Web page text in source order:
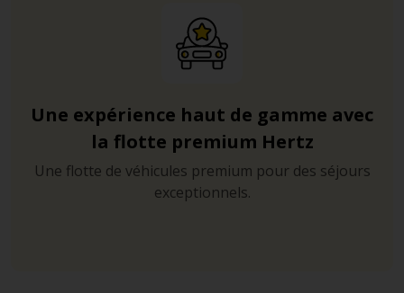
Une expérience haut de gamme avec
la flotte premium Hertz
Une flotte de véhicules premium pour des séjours
exceptionnels.